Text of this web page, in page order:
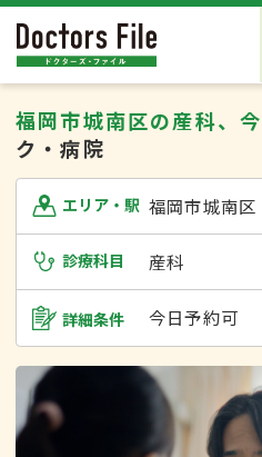
福岡市城南区の産科、
ク・病院
エリア・駅 福岡市城南区
診療科目 産科
詳細条件 今日予約可